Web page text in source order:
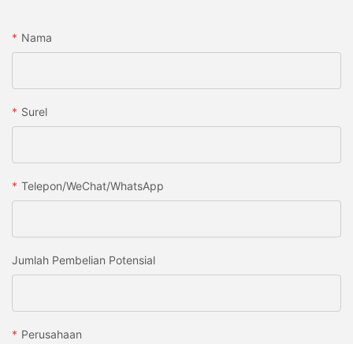
Nama
Surel
Telepon/WeChat/WhatsApp
Jumlah Pembelian Potensial
Perusahaan